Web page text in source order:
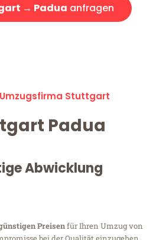
→ Padua anfragen
Stuttgart
Padua
Abwicklung
Preisenfür Ihren Umzug von